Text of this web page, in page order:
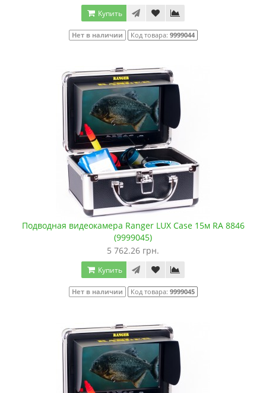
Купить
Нет в наличии Код товара: 9999044
Подводная видеокамера Ranger LUX Case 15м RA 8846
(9999045)
5 762.26 грн.
Купить
Нет в наличии Код товара: 9999045